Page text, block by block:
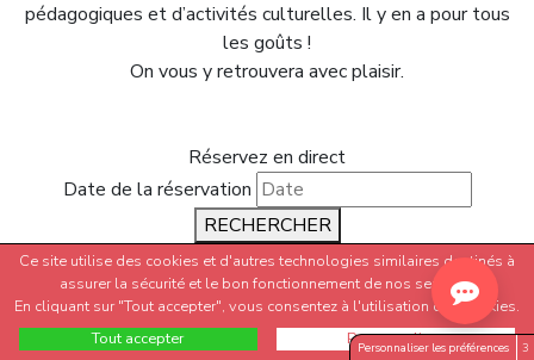
pédagogiques et d’activités culturelles. Il y en a pour tous
les goûts !
On vous y retrouvera avec plaisir.
Réservez en direct
Date de la réservation
RECHERCHER
CARTES CADEAUX
Commandez ici
⚠️ Informations données à titre indicatif — susceptibles de
Ce site utilise des cookies et d'autres technologies similaires destinés à
assurer la sécurité et le bon fonctionnement de nos services.
En cliquant sur "Tout accepter", vous consentez à l'utilisation des cookies.
Tout accepter
Personnaliser
Personnaliser les préférences 3